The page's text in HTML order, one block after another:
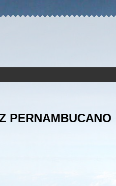
PERNAMBUCANO